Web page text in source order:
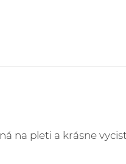
na pleti a krásne